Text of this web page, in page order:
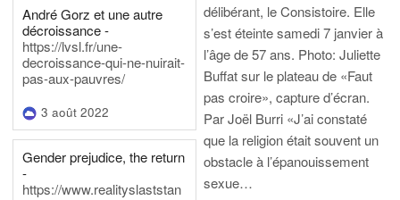
André Gorz et une autre
décroissance -
https://lvsl.fr/une-
decroissance-qui-ne-nuirait-
pas-aux-pauvres/
3 août 2022
Gender prejudice, the return
-
https://www.realityslaststan
délibérant, le Consistoire. Elle
s’est éteinte samedi 7 janvier à
l’âge de 57 ans. Photo: Juliette
Buffat sur le plateau de «Faut
pas croire», capture d’écran.
Par Joël Burri «J’ai constaté
que la religion était souvent un
obstacle à l’épanouissement
sexue…